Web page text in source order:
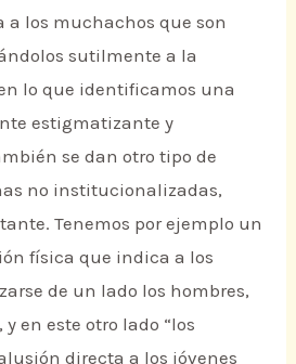
a los muchachos que son
sutilmente a la
lo que identificamos una
estigmatizante y
se dan otro tipo de
no institucionalizadas,
Tenemos por ejemplo un
física que indica a los
de un lado los hombres,
en este otro lado “los
directa a los jóvenes